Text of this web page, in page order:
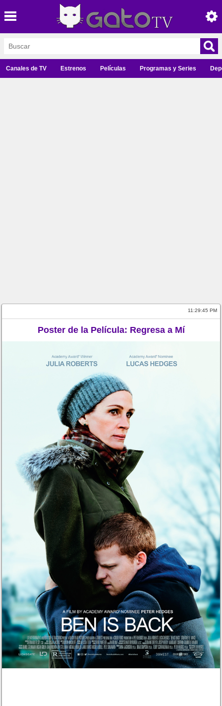
Canales de TV Estrenos Películas Programas y Series
11:29:45 PM
Poster de la Película: Regresa a Mí